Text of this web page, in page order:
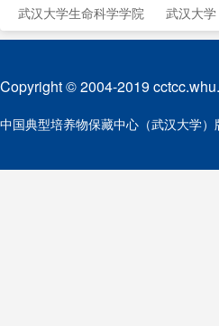
武汉大学生命科学学院
武汉大学
Copyright © 2004-2019
中国典型培养物保藏中心（武汉大学）